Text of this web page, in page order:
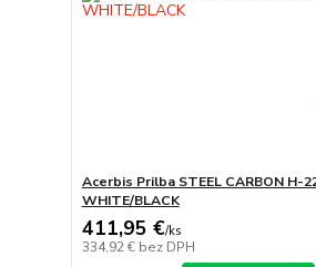
Acerbis Prilba STEEL CARBON H-
WHITE/BLACK
411,95 €/ks
334,92 € bez DPH